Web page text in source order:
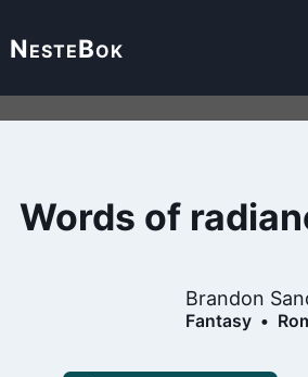
NesteBok
Words of
Brandon
Fantasy